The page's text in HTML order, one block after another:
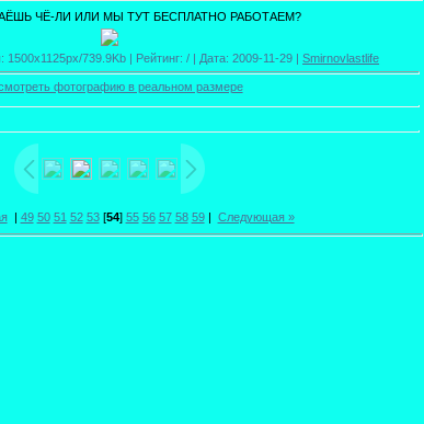
ЧЁ-ЛИ ИЛИ МЫ ТУТ БЕСПЛАТНО РАБОТАЕМ?
739.9Kb | Рейтинг: / | Дата: 2009-11-29 |Smirnovlastlife
фотографию в реальном размере
| 49 50 51 52 53[54] 55 56 57 58 59| Следующая »